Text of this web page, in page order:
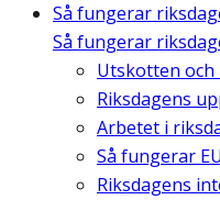
Så fungerar
Så fungerar
Utskotten och
Riksdagens
Arbetet i
Så fungerar EU
Riksdagens